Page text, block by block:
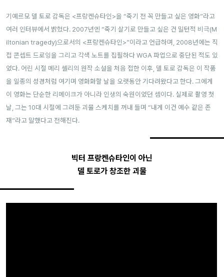
기예르모 델 토로 감독은 <프랑켄슈타인>을 “죽기 전 꼭 만들고 싶은 영화”라고
여러 인터뷰에서 밝혔다. 2007년엔 “죽기 살기로 만들고 싶은 건 밀턴적 비극(M
iltonian tragedy)으로서의 <프랑켄슈타인>”이라고 언급하며, 2008년에는 직
접 콘셉트 드로잉을 그리고 각색 노트를 집필하다 WGA 파업으로 중단된 적도 있
었다. 어린 시절 메리 셸리의 원작 소설을 처음 접한 이후, 델 토로 감독은 이 작품
을 일종의 성경처럼 여기며 영화화할 날을 오랫동안 기다려왔다고 한다. 그에게
이 영화는 단순한 리메이크가 아니라 인생의 숙원이었던 셈이다. 실제로 촬영 첫
날, 그는 10대 시절에 그려둔 괴물 스케치를 꺼내 들며 “내게 이건 예수 같은 존
재”라고 말했다고 전해진다.
빅터 프랑켄슈타인이 아닌
델 토로가 창조한 괴물